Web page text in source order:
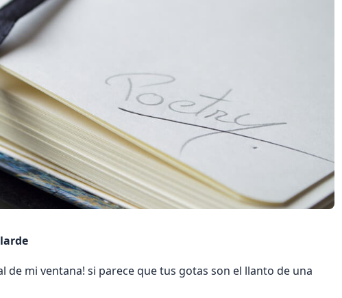
de mi ventana! si parece que tus gotas son el llanto de una